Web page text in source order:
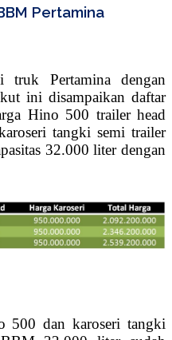
Pertamina
truk Pertamina dengan
ini disampaikan daftar
Hino 500 trailer head
tangki semi trailer
32.000 liter dengan
500 dan karoseri tangki